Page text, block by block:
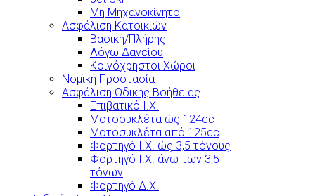
Μη Μηχανοκίνητο
Ασφάλιση Κατοικιών
Βασική/Πλήρης
Λόγω Δανείου
Κοινόχρηστοι Χώροι
Νομική Προστασία
Ασφάλιση Οδικής Βοήθειας
Επιβατικό Ι.Χ.
Μοτοσυκλέτα ώς 124cc
Μοτοσυκλέτα από 125cc
Φορτηγό Ι.Χ. ώς 3,5 τόνους
Φορτηγό Ι.Χ. άνω των 3,5
τόνων
Φορτηγό Δ.Χ.